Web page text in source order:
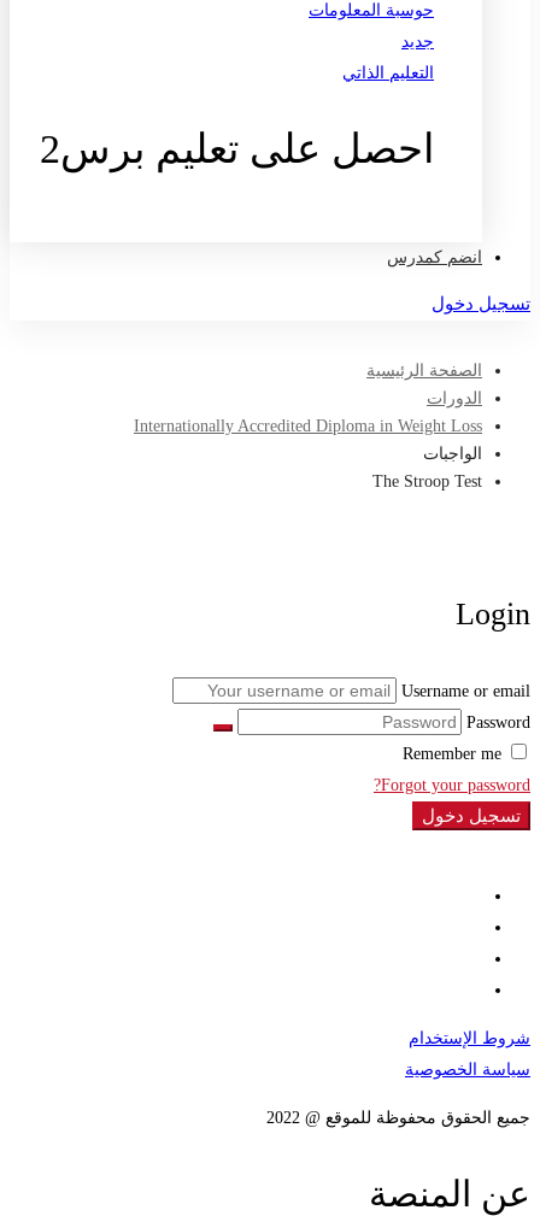
حوسبة المعلومات
جديد
التعليم الذاتي
احصل على تعليم برس2
انضم كمدرس
تسجيل دخول
الصفحة الرئيسية
الدورات
Internationally Accredited Diploma in Weight Loss
الواجبات
The Stroop Test
Login
Username or email
Password
Forgot your password?
تسجيل دخول
شروط الإستخدام
سياسة الخصوصية
جميع الحقوق محفوظة للموقع @ 2022
عن المنصة